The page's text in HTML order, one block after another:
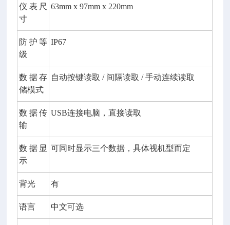
仪表尺
寸
63mm x 97mm x 220mm
防护等
级
IP67
数据存
储模式
自动按键读取 / 间隔读取 /手动连续读取
数据传
输
USB连接电脑，直接读取
数据显
示
可同时显示三个数据，具体视机型而定
背光 有
语言 中文可选